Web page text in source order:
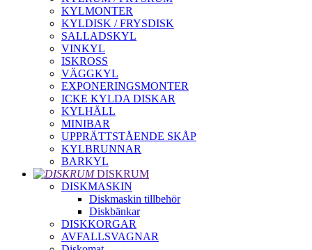
KYLMONTER
KYLDISK / FRYSDISK
SALLADSKYL
VINKYL
ISKROSS
VÄGGKYL
EXPONERINGSMONTER
ICKE KYLDA DISKAR
KYLHÄLL
MINIBAR
UPPRÄTTSTÅENDE SKÅP
KYLBRUNNAR
BARKYL
DISKRUM
DISKMASKIN
Diskmaskin tillbehör
Diskbänkar
DISKKORGAR
AVFALLSVAGNAR